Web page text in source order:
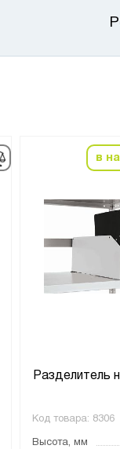
в
Разделитель
Код товара: 8306
Высота, мм